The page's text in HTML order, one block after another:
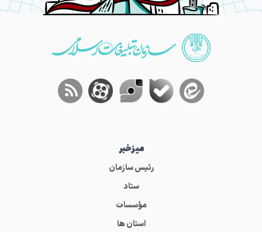
میز‌خبر
رئیس سازمان
ستاد
مؤسسات
استان ها